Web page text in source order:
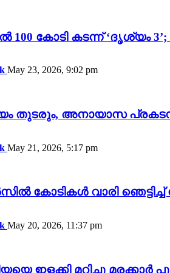
100 കോടി കടന്ന്
May 23, 2026, 9:02 pm
തുടരും, അനായാസ
May 21, 2026, 5:17 pm
കോടികൾ വാരി
May 20, 2026, 11:37 pm
ഇളക്കി മറിച്ചു മരക്കാർ